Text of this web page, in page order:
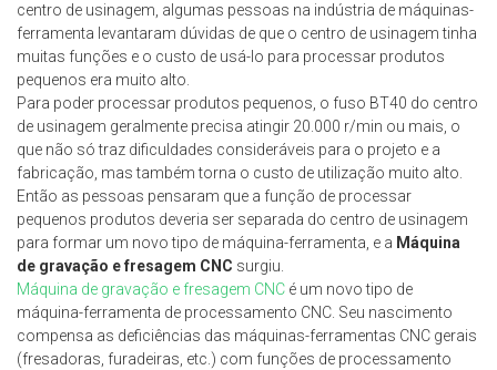
precisão, eletrodos de
cobre, moldes para
calçados, processamento
em lote de relógios,
produtos de relógio de pulso
e óculos, entre outros.
relógios, relógios de pulso e
óculos, etc. Ideal para
moldes e carimbos 3D,
matrizes de laminação,
matrizes de estampagem a
quente e combinadas,
matrizes de aço, moldes de
aço, matrizes de relevo, etc.
Treinamento gratuito e
suporte ilimitado. Entre em
contato conosco.
centro de usinagem, algumas pessoas na indústria de máquinas-
ferramenta levantaram dúvidas de que o centro de usinagem tinha
muitas funções e o custo de usá-lo para processar produtos
pequenos era muito alto.
Para poder processar produtos pequenos, o fuso BT40 do centro
de usinagem geralmente precisa atingir 20.000 r/min ou mais, o
que não só traz dificuldades consideráveis ​​para o projeto e a
fabricação, mas também torna o custo de utilização muito alto.
Então as pessoas pensaram que a função de processar
pequenos produtos deveria ser separada do centro de usinagem
para formar um novo tipo de máquina-ferramenta, e a Máquina
de gravação e fresagem CNC surgiu.
Máquina de gravação e fresagem CNC é um novo tipo de
máquina-ferramenta de processamento CNC. Seu nascimento
compensa as deficiências das máquinas-ferramentas CNC gerais
(fresadoras, furadeiras, etc.) com funções de processamento